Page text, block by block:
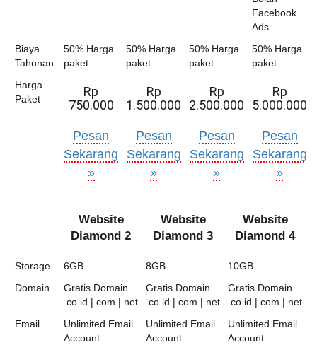
Facebook
Ads
Biaya
Tahunan
50% Harga
paket
50% Harga
paket
50% Harga
paket
50% Harga
paket
Harga
Paket
Rp
750.000
Rp
1.500.000
Rp
2.500.000
Rp
5.000.000
Pesan
Sekarang
»
Pesan
Sekarang
»
Pesan
Sekarang
»
Pesan
Sekarang
»
Website
Diamond 2
Website
Diamond 3
Website
Diamond 4
Storage 6GB 8GB
10GB
Domain
Gratis Domain
.co.id |.com |.net
Gratis Domain
.co.id |.com |.net
Gratis Domain
.co.id |.com |.net
Email
Unlimited Email
Account
Unlimited Email
Account
Unlimited Email
Account